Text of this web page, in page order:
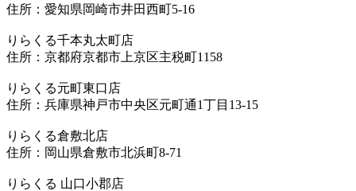
住所：愛知県岡崎市井田西町5-16
りらくる千本丸太町店
住所：京都府京都市上京区主税町1158
りらくる元町東口店
住所：兵庫県神戸市中央区元町通1丁目13-15
りらくる倉敷北店
住所：岡山県倉敷市北浜町8-71
りらくる 山口小郡店